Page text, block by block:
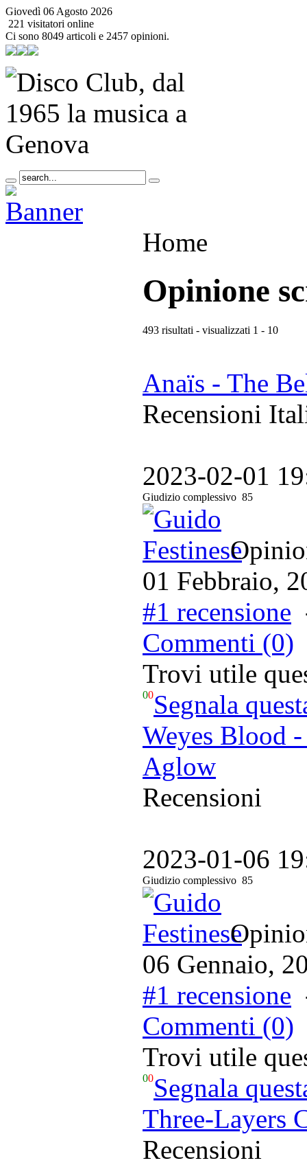
Giovedì 06 Agosto 2026
221 visitatori online
Ci sono 8049 articoli e 2457 opinioni.
Home
Opinione
493 risultati - visualizzati 1 - 10
Ana​ï​s - The
Recensioni
2023-02-01
Giudizio complessivo 85
01 Febbraio,
#1 recensione
Commenti (0)
Trovi utile
00Segnala
Weyes Blood
Aglow
Recensioni
2023-01-06
Giudizio complessivo 85
06 Gennaio,
#1 recensione
Commenti (0)
Trovi utile
00Segnala
Three-Layers
Recensioni